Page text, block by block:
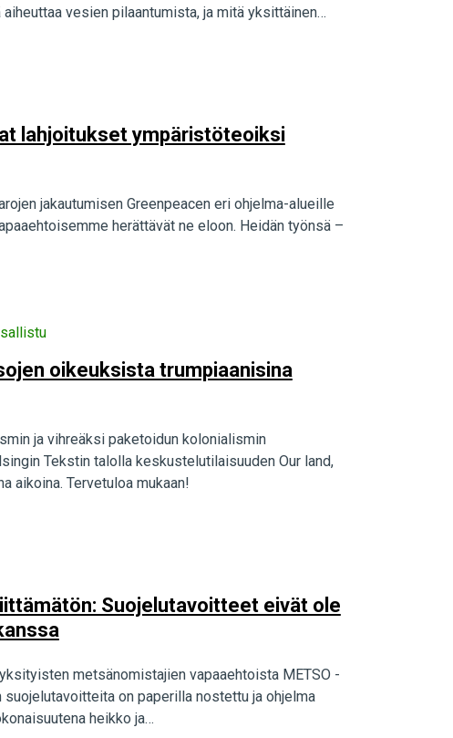
vesien pilaantumista, ja mitä yksittäinen…
lahjoitukset ympäristöteoiksi
jakautumisen Greenpeacen eri ohjelma-alueille
herättävät ne eloon. Heidän työnsä –
oikeuksista trumpiaanisina
ja vihreäksi paketoidun kolonialismin
Tekstin talolla keskustelutilaisuuden Our land,
aikoina. Tervetuloa mukaan!
Suojelutavoitteet eivät ole
metsänomistajien vapaaehtoista METSO -
on paperilla nostettu ja ohjelma
heikko ja…